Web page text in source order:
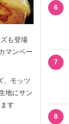
も登場
マンベー
、モッツ
地にサン
す
6
7
8